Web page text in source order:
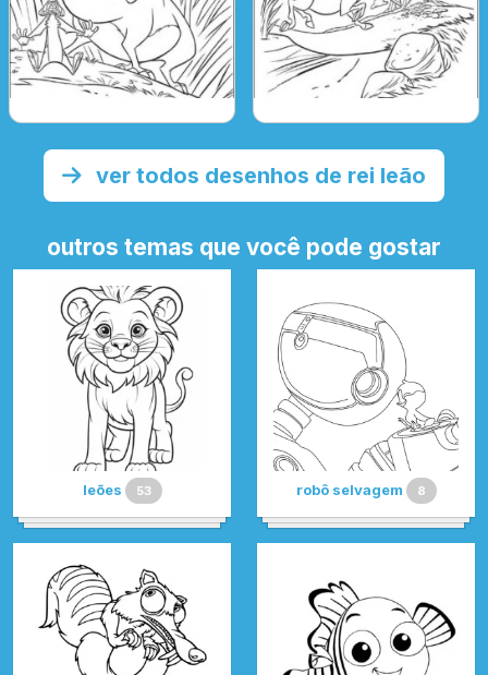
ver todos desenhos de rei leão
outros temas que você pode gostar
leões 53 robô selvagem 8